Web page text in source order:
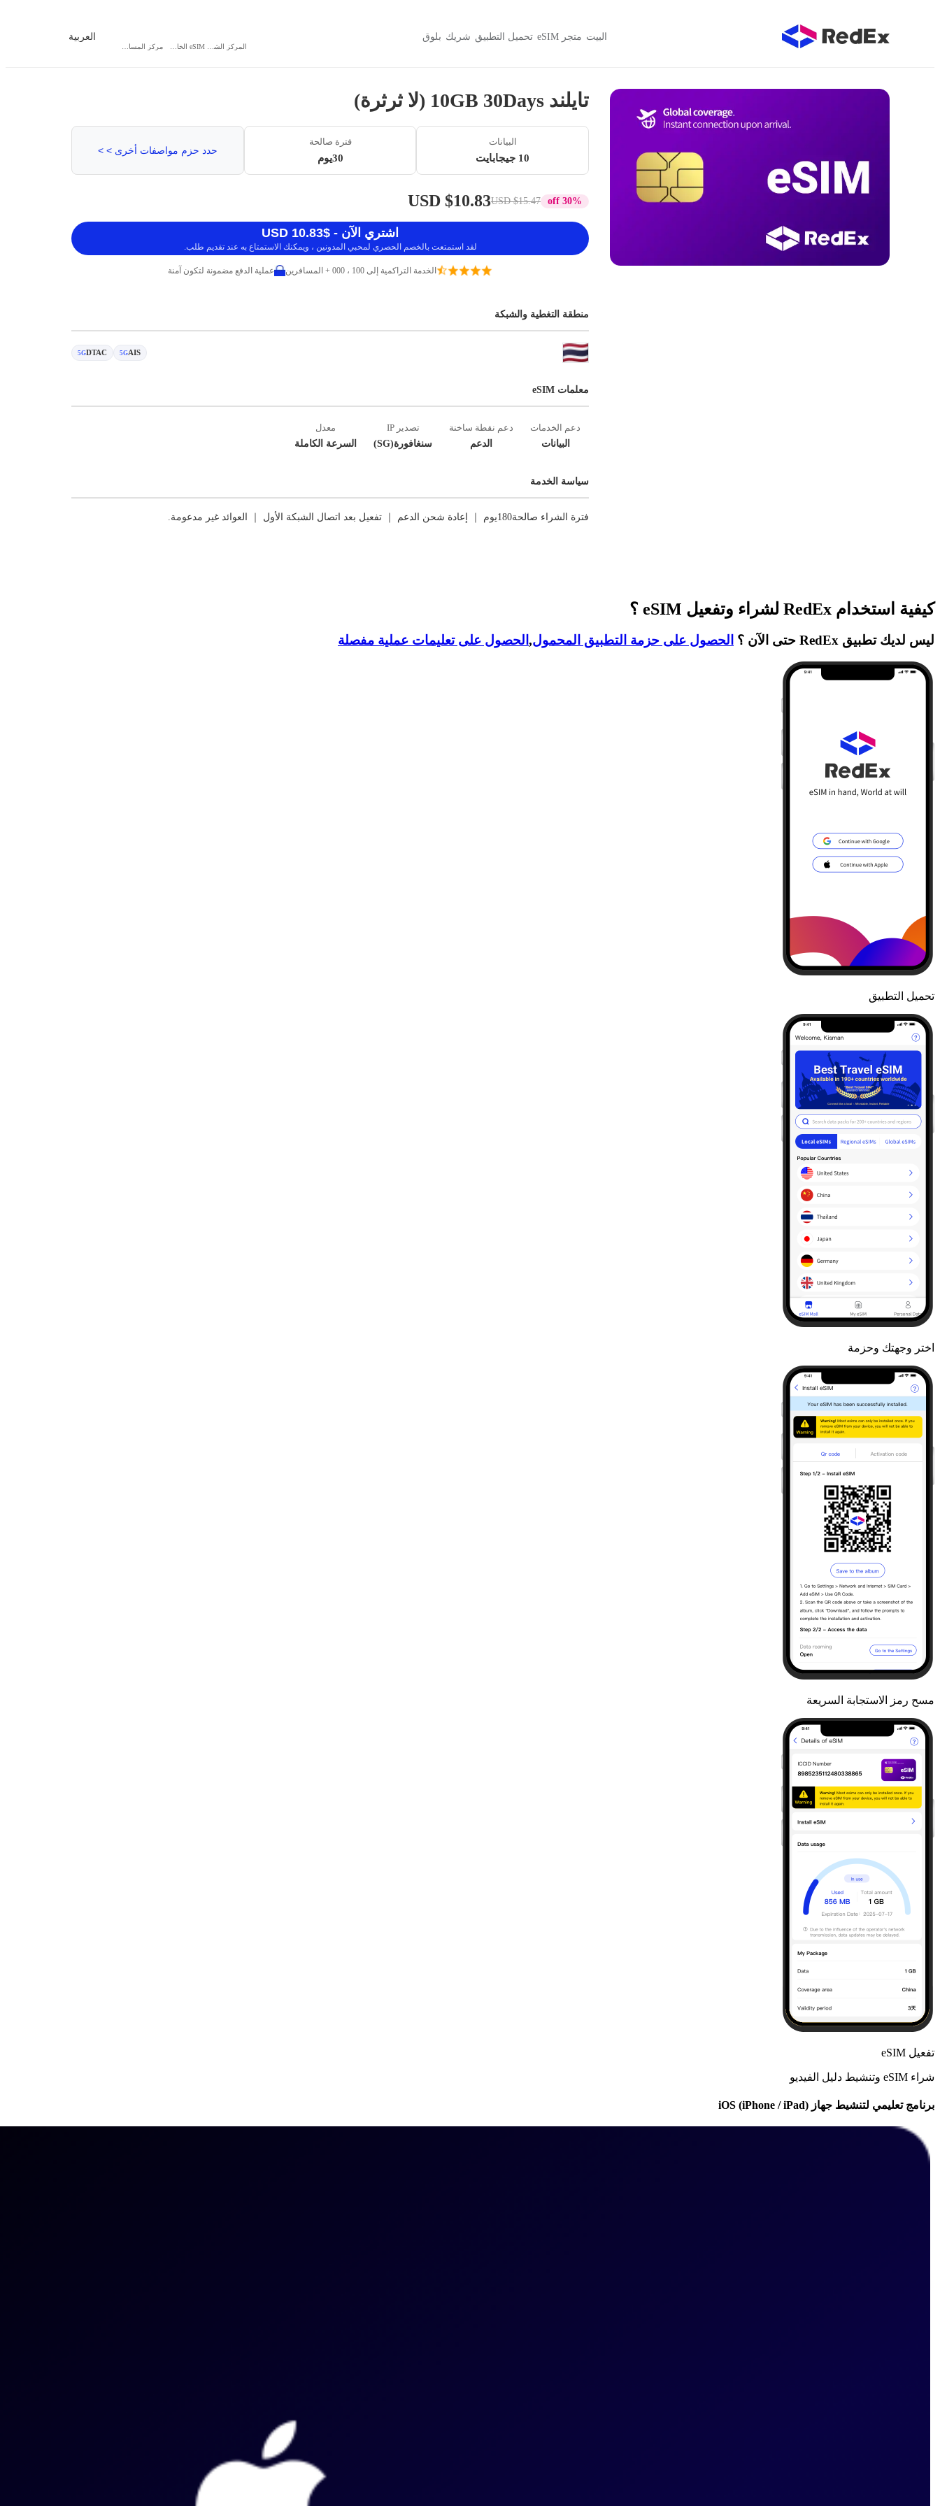
البيت متجر eSIM تحميل التطبيق شريك بلوق العربية
تايلند 10GB 30Days (لا ثرثرة)
البيانات
10 جيجابايت
فترة صالحة
30يوم
حدد حزم مواصفات أخرى > >
30% off
$15.47 USD
$10.83 USD
اشتري الآن - $10.83 USD
لقد استمتعت بالخصم الحصري لمحبي المدونين ، ويمكنك الاستمتاع به عند تقديم طلب.
الخدمة التراكمية إلى 100 ، 000 + المسافرين عملية الدفع مضمونة لتكون آمنة
منطقة التغطية والشبكة
AIS
5G
DTAC
5G
معلمات eSIM
دعم الخدمات
البيانات
دعم نقطة ساخنة
الدعم
تصدير IP
سنغافورة(SG)
معدل
السرعة الكاملة
سياسة الخدمة
فترة الشراء صالحة180يوم ｜ إعادة شحن الدعم ｜ تفعيل بعد اتصال الشبكة الأول ｜ العوائد غير مدعومة.
كيفية استخدام RedEx لشراء وتفعيل eSIM ؟
ليس لديك تطبيق RedEx حتى الآن ؟ الحصول على حزمة التطبيق المحمول, الحصول على تعليمات عملية مفصلة
تحميل التطبيق
اختر وجهتك وحزمة
مسح رمز الاستجابة السريعة
تفعيل eSIM
شراء eSIM وتنشيط دليل الفيديو
برنامج تعليمي لتنشيط جهاز iOS (iPhone / iPad)